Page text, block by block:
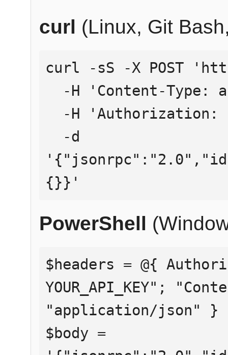
curl (Linux, Git
curl -sS -X POST
{}}'
PowerShell
$headers = @{
YOUR_API_KEY";
"application/json" }
$body =